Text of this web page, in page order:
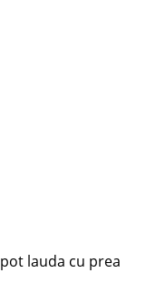
lauda cu prea